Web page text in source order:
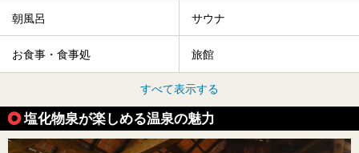
朝風呂 サウナ
お食事・食事処 旅館
すべて表示する
塩化物泉が楽しめる温泉の魅力